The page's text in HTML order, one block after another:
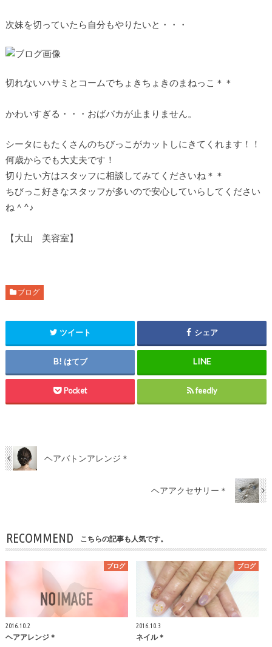
次妹を切っていたら自分もやりたいと・・・
切れないハサミとコームでちょきちょきのまねっこ＊＊
かわいすぎる・・・おばバカが止まりません。
シータにもたくさんのちびっこがカットしにきてくれます！！
何歳からでも大丈夫です！
切りたい方はスタッフに相談してみてくださいね＊＊
ちびっこ好きなスタッフが多いので安心していらしてください
ね＾^♪
【大山 美容室】
ブログ
ツイート シェア
はてブ
Pocket feedly
ヘアバトンアレンジ＊
ヘアアクセサリー＊
RECOMMEND こちらの記事も人気です。
ブログ
2016.10.2
ヘアアレンジ＊
ブログ
2016.10.3
ネイル＊